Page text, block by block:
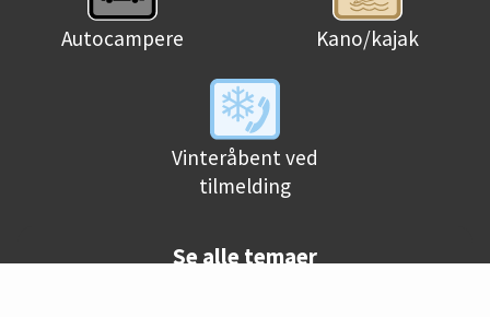
Autocampere Kano/kajak
Vinteråbent ved
tilmelding
Se alle temaer